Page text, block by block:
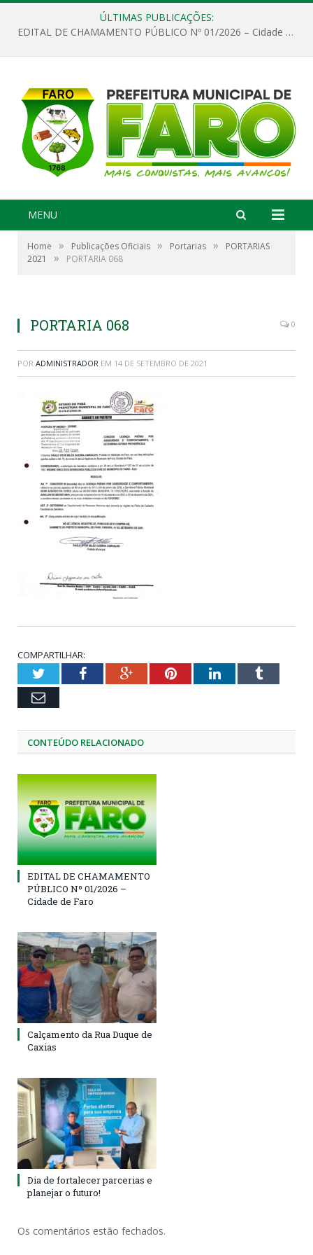
ÚLTIMAS PUBLICAÇÕES:
EDITAL DE CHAMAMENTO PÚBLICO Nº 01/2026 – Cidade de Faro
MENU
Home » Publicações Oficiais » Portarias »
PORTARIAS
2021
» PORTARIA 068
PORTARIA 068 0
POR ADMINISTRADOR EM 14 DE SETEMBRO DE 2021
COMPARTILHAR:
TwitterFacebookGoogle+PinterestLinkedInTumblr
Email
CONTEÚDO RELACIONADO
EDITAL DE CHAMAMENTO
PÚBLICO Nº 01/2026 –
Cidade de Faro
Calçamento da Rua Duque de
Caxias
Dia de fortalecer parcerias e
planejar o futuro!
Os comentários estão fechados.